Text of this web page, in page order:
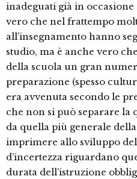
inadeguati già in
vero che nel frattempo
all’insegnamento hanno
studio, ma è anche vero
della scuola un gran
preparazione (spesso
era avvenuta secondo le
che non si può separare la
da quella più generale
imprimere allo sviluppo
d’incertezza riguardano
durata dell’istruzione